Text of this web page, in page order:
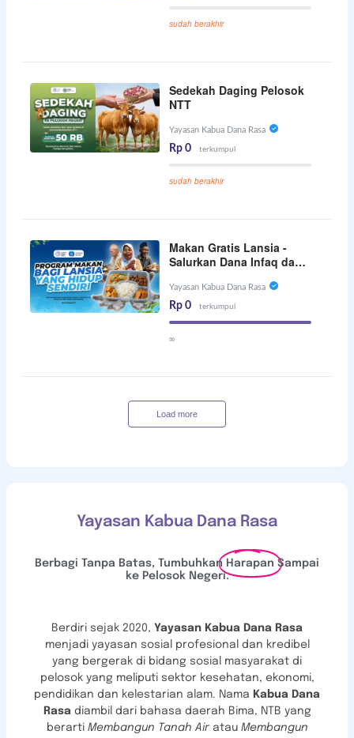
sudah berakhir
Sedekah Daging Pelosok
NTT
Yayasan Kabua Dana Rasa
Rp 0 terkumpul
sudah berakhir
Makan Gratis Lansia -
Salurkan Dana Infaq dan
Yayasan Kabua Dana Rasa
Rp 0 terkumpul
∞
Load more
Yayasan Kabua Dana Rasa
Berbagi Tanpa Batas, Tumbuhkan Harapan Sampai
ke Pelosok Negeri.
Berdiri sejak 2020, Yayasan Kabua Dana Rasa
menjadi yayasan sosial profesional dan kredibel
yang bergerak di bidang sosial masyarakat di
pelosok yang meliputi sektor kesehatan, ekonomi,
pendidikan dan kelestarian alam. Nama Kabua Dana
Rasadiambil dari bahasa daerah Bima, NTB yang
berarti Membangun Tanah Air atauMembangun